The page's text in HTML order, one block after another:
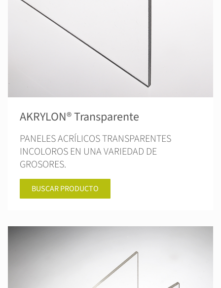
AKRYLON® Transparente
PANELES ACRÍLICOS TRANSPARENTES
INCOLOROS EN UNA VARIEDAD DE
GROSORES.
BUSCAR PRODUCTO